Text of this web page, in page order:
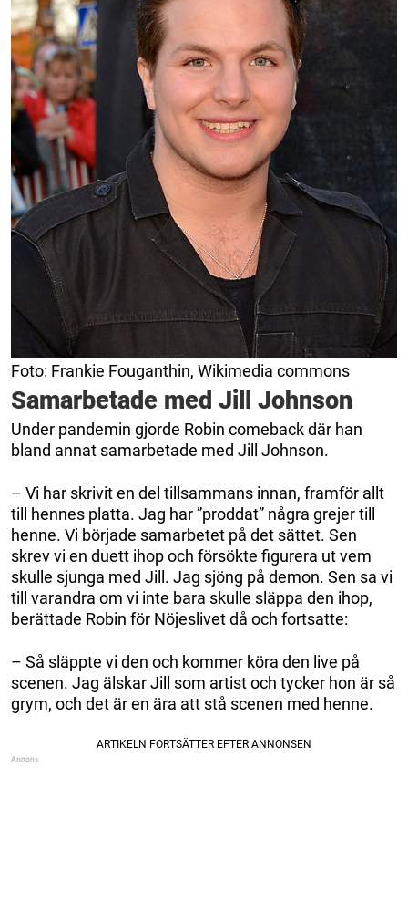
Foto: Frankie Fouganthin, Wikimedia commons
Samarbetade med Jill Johnson
Under pandemin gjorde Robin comeback där han
bland annat samarbetade med Jill Johnson.
– Vi har skrivit en del tillsammans innan, framför allt
till hennes platta. Jag har ”proddat” några grejer till
henne. Vi började samarbetet på det sättet. Sen
skrev vi en duett ihop och försökte figurera ut vem
skulle sjunga med Jill. Jag sjöng på demon. Sen sa vi
till varandra om vi inte bara skulle släppa den ihop,
berättade Robin för Nöjeslivet då och fortsatte:
– Så släppte vi den och kommer köra den live på
scenen. Jag älskar Jill som artist och tycker hon är så
grym, och det är en ära att stå scenen med henne.